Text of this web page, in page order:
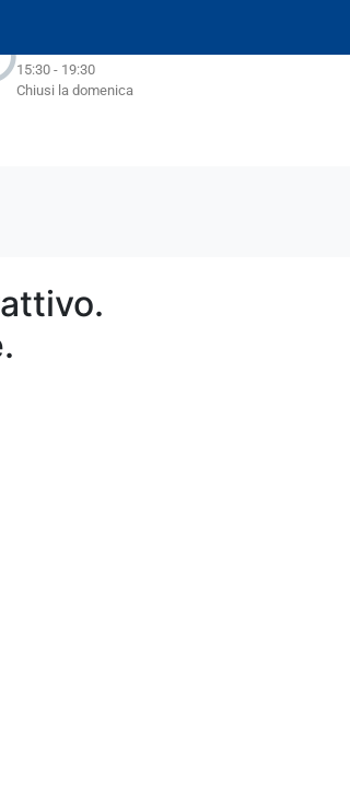
15:30 - 19:30
Chiusi la domenica